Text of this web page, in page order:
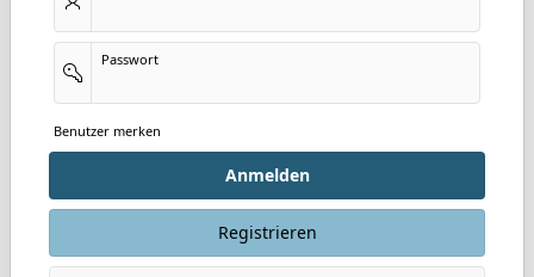
Passwort
Benutzer merken
Anmelden
Registrieren